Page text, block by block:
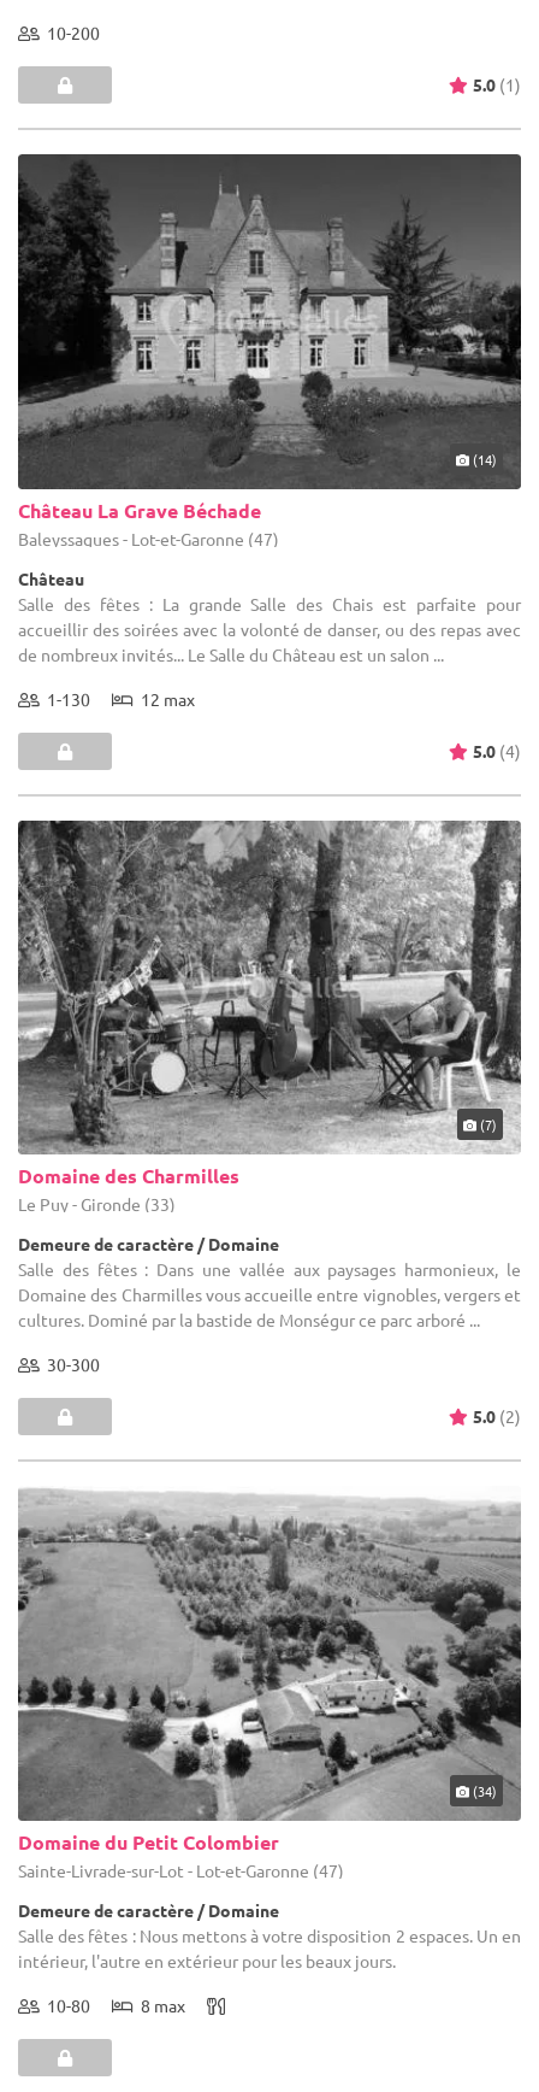
10-200
5.0 (1)
(14)
Château La Grave Béchade
Baleyssagues - Lot-et-Garonne (47)
Château
Salle des fêtes : La grande Salle des Chais est parfaite pour
accueillir des soirées avec la volonté de danser, ou des repas avec
de nombreux invités... Le Salle du Château est un salon ...
1-130 12 max
5.0 (4)
(7)
Domaine des Charmilles
Le Puy - Gironde (33)
Demeure de caractère / Domaine
Salle des fêtes : Dans une vallée aux paysages harmonieux, le
Domaine des Charmilles vous accueille entre vignobles, vergers et
cultures. Dominé par la bastide de Monségur ce parc arboré ...
30-300
5.0 (2)
(34)
Domaine du Petit Colombier
Sainte-Livrade-sur-Lot - Lot-et-Garonne (47)
Demeure de caractère / Domaine
Salle des fêtes : Nous mettons à votre disposition 2 espaces. Un en
intérieur, l'autre en extérieur pour les beaux jours.
10-80 8 max